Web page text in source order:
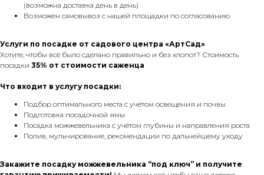
(возможна доставка день в день)
Возможен самовывоз с нашей площадки по согласованию
Услуги по посадке от садового центра «АртСад»
Хотите, чтобы всё было сделано правильно и без хлопот? Стоимость
посадки 35% от стоимости саженца
Что входит в услугу посадки:
Подбор оптимального места с учётом освещения и почвы
Подготовка посадочной ямы
Посадка можжевельника с учётом глубины и направления роста
Полив, мульчирование, рекомендации по дальнейшему уходу
Закажите посадку можжевельника “под ключ” и получите